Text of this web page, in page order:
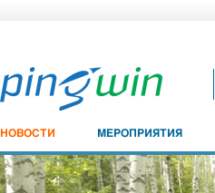
НОВОСТИ МЕРОПРИЯТИЯ